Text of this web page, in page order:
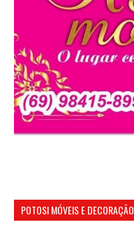
POTOSI MÓVEIS E DECORAÇÃO